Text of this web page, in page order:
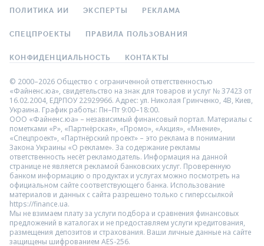
ПОЛИТИКА ИИ ЭКСПЕРТЫ РЕКЛАМА
СПЕЦПРОЕКТЫ ПРАВИЛА ПОЛЬЗОВАНИЯ
КОНФИДЕНЦИАЛЬНОСТЬ КОНТАКТЫ
© 2000–2026 Общество с ограниченной ответственностью
«Файненс.юа», свидетельство на знак для товаров и услуг № 37423 от
16.02.2004, ЕДРПОУ 22929966. Адрес: ул. Николая Гринченко, 4В, Киев,
Украина. График работы: Пн–Пт 9:00–18:00.
ООО «Файненс.юа» – независимый финансовый портал. Материалы с
пометками «Р», «Партнёрская», «Промо», «Акция», «Мнение»,
«Спецпроект», «Партнёрский проект» – это реклама в понимании
Закона Украины «О рекламе». За содержание рекламы
ответственность несёт рекламодатель. Информация на данной
странице не является рекламой банковских услуг. Проверенную
банком информацию о продуктах и услугах можно посмотреть на
официальном сайте соответствующего банка. Использование
материалов и данных с сайта разрешено только с гиперссылкой
https://finance.ua.
Мы не взимаем плату за услуги подбора и сравнения финансовых
предложений в каталогах и не предоставляем услуги кредитования,
размещения депозитов и страхования. Ваши личные данные на сайте
защищены шифрованием AES-256.